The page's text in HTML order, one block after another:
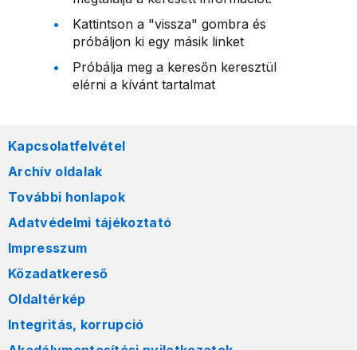
Kattintson a "vissza" gombra és
próbáljon ki egy másik linket
Próbálja meg a keresőn keresztül
elérni a kívánt tartalmat
Kapcsolatfelvétel
Archív oldalak
További honlapok
Adatvédelmi tájékoztató
Impresszum
Közadatkereső
Oldaltérkép
Integritás, korrupció